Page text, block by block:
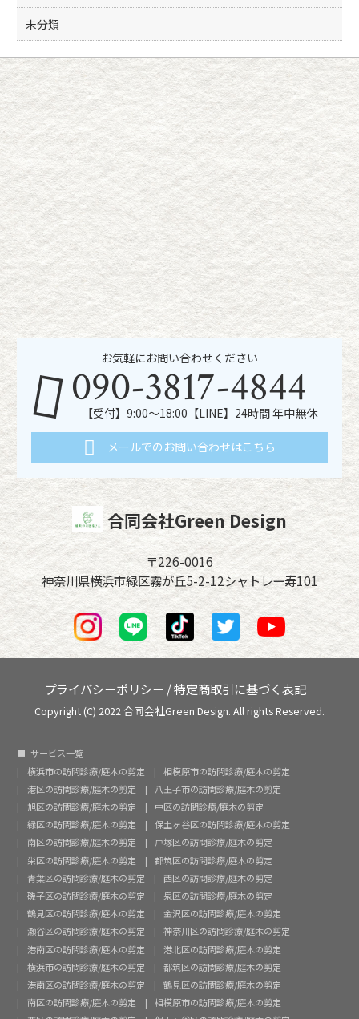
未分類
お気軽にお問い合わせください
090-3817-4844
【受付】9:00～18:00【LINE】24時間 年中無休
メールでのお問い合わせはこちら
合同会社Green Design
〒226-0016
神奈川県横浜市緑区霧が丘5-2-12シャトレー寿101
プライバシーポリシー /特定商取引に基づく表記
Copyright (C) 2022 合同会社Green Design. All rights Reserved.
サービス一覧
横浜市の訪問診療/庭木の剪定
相模原市の訪問診療/庭木の剪定
港区の訪問診療/庭木の剪定
八王子市の訪問診療/庭木の剪定
旭区の訪問診療/庭木の剪定
中区の訪問診療/庭木の剪定
緑区の訪問診療/庭木の剪定
保土ヶ谷区の訪問診療/庭木の剪定
南区の訪問診療/庭木の剪定
戸塚区の訪問診療/庭木の剪定
栄区の訪問診療/庭木の剪定
都筑区の訪問診療/庭木の剪定
青葉区の訪問診療/庭木の剪定
西区の訪問診療/庭木の剪定
磯子区の訪問診療/庭木の剪定
泉区の訪問診療/庭木の剪定
鶴見区の訪問診療/庭木の剪定
金沢区の訪問診療/庭木の剪定
瀬谷区の訪問診療/庭木の剪定
神奈川区の訪問診療/庭木の剪定
港南区の訪問診療/庭木の剪定
港北区の訪問診療/庭木の剪定
横浜市の訪問診療/庭木の剪定
都筑区の訪問診療/庭木の剪定
港南区の訪問診療/庭木の剪定
鶴見区の訪問診療/庭木の剪定
南区の訪問診療/庭木の剪定
相模原市の訪問診療/庭木の剪定